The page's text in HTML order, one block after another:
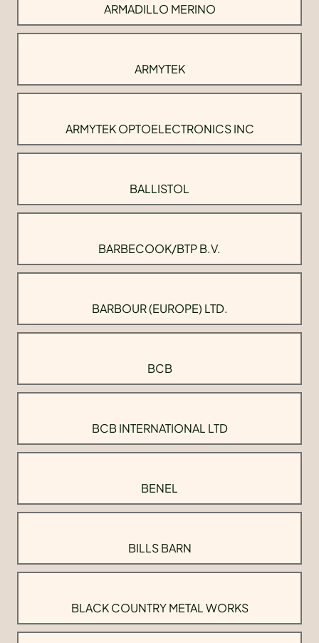
ARMADILLO MERINO
ARMYTEK
ARMYTEK OPTOELECTRONICS INC
BALLISTOL
BARBECOOK/BTP B.V.
BARBOUR (EUROPE) LTD.
BCB
BCB INTERNATIONAL LTD
BENEL
BILLS BARN
BLACK COUNTRY METAL WORKS